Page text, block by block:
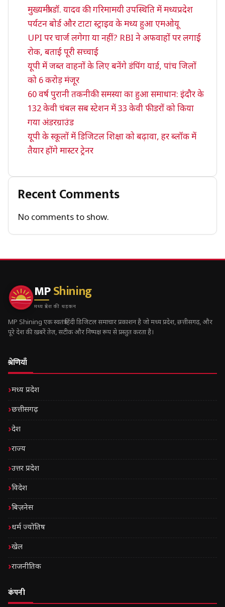
मुख्यमंत्री डॉ. यादव की गरिमामयी उपस्थिति में मध्यप्रदेश
पर्यटन बोर्ड और टाटा स्ट्राइव के मध्य हुआ एमओयू
UPI पर चार्ज लगेगा या नहीं? RBI ने अफवाहों पर लगाई
रोक, बताई पूरी सच्चाई
यूपी में जब्त वाहनों के लिए बनेंगे डंपिंग यार्ड, पांच जिलों
को 6 करोड़ मंजूर
60 वर्ष पुरानी तकनीकी समस्या का हुआ समाधान: इंदौर के
132 केवी चंबल सब स्टेशन में 33 केवी फीडरों को किया
गया अंडरग्राउंड
यूपी के स्कूलों में डिजिटल शिक्षा को बढ़ावा, हर ब्लॉक में
तैयार होंगे मास्टर ट्रेनर
Recent Comments
No comments to show.
MPShining
मध्य प्रदेश की धड़कन
MP Shining एक स्वतंत्र हिंदी डिजिटल समाचार प्रकाशन है जो मध्य प्रदेश, छत्तीसगढ़, और
पूरे देश की ख़बरें तेज़, सटीक और निष्पक्ष रूप से प्रस्तुत करता है।
श्रेणियाँ
मध्य प्रदेश
छत्तीसगढ़
देश
राज्य
उत्तर प्रदेश
विदेश
बिज़नेस
धर्म ज्योतिष
खेल
राजनीतिक
कंपनी